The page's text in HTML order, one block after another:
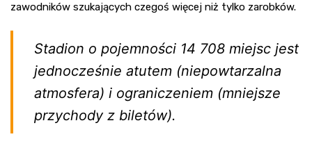
zawodników szukających czegoś więcej niż tylko zarobków.
Stadion o pojemności 14 708 miejsc jest
jednocześnie atutem (niepowtarzalna
atmosfera) i ograniczeniem (mniejsze
przychody z biletów).